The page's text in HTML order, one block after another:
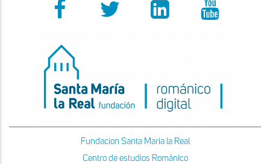
Fundacion Santa Maria la Real
Centro de estudios Románico